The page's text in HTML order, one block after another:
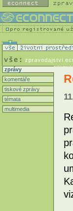
zprávy
komentáře
tiskové zprávy
témata
multimedia